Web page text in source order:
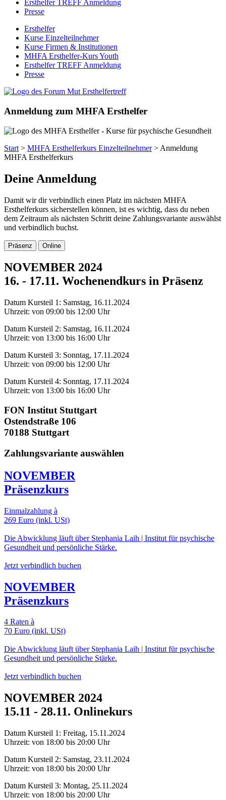
Ersthelfer TREFF Anmeldung
Presse
Ersthelfer
Kurse Einzelteilnehmer
Kurse Firmen & Institutionen
MHFA Ersthelfer-Kurs Youth
Ersthelfer TREFF Anmeldung
Presse
Anmeldung zum MHFA Ersthelfer
Start > MHFA Ersthelferkurs Einzelteilnehmer> Anmeldung
MHFA Ersthelferkurs
Deine Anmeldung
Damit wir dir verbindlich einen Platz im nächsten MHFA
Ersthelferkurs sicherstellen können, ist es wichtig, dass du neben
dem Zeitraum als nächsten Schritt deine Zahlungsvariante auswählst
und verbindlich buchst.
Präsenz Online
NOVEMBER 2024
16. - 17.11. Wochenendkurs in Präsenz
Datum Kursteil 1: Samstag, 16.11.2024
Uhrzeit: von 09:00 bis 12:00 Uhr
Datum Kursteil 2: Samstag, 16.11.2024
Uhrzeit: von 13:00 bis 16:00 Uhr
Datum Kursteil 3: Sonntag, 17.11.2024
Uhrzeit: von 09:00 bis 12:00 Uhr
Datum Kursteil 4: Sonntag, 17.11.2024
Uhrzeit: von 13:00 bis 16:00 Uhr
FON Institut Stuttgart
Ostendstraße 106
70188 Stuttgart
Zahlungsvariante auswählen
NOVEMBER
Präsenzkurs
Einmalzahlung à
269 Euro (inkl. USt)
Die Abwicklung läuft über Stephania Laih | Institut für psychische
Gesundheit und persönliche Stärke.
Jetzt verbindlich buchen
NOVEMBER
Präsenzkurs
4 Raten à
70 Euro (inkl. USt)
Die Abwicklung läuft über Stephania Laih | Institut für psychische
Gesundheit und persönliche Stärke.
Jetzt verbindlich buchen
NOVEMBER 2024
15.11 - 28.11. Onlinekurs
Datum Kursteil 1: Freitag, 15.11.2024
Uhrzeit: von 18:00 bis 20:00 Uhr
Datum Kursteil 2: Samstag, 23.11.2024
Uhrzeit: von 18:00 bis 20:00 Uhr
Datum Kursteil 3: Montag, 25.11.2024
Uhrzeit: von 18:00 bis 20:00 Uhr